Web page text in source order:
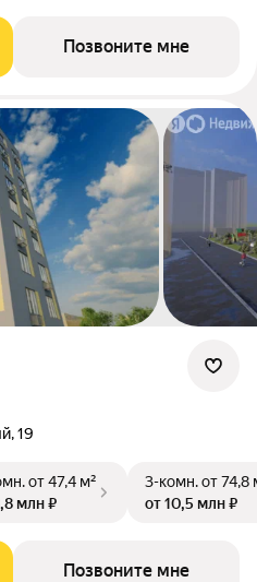
Позвоните мне
19
от 47,4 м²
млн ₽
3-комн.от 74,8
от 10,5 млн ₽
Позвоните мне